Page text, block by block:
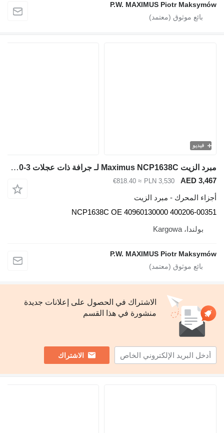
P.W. MAXIMUS Piotr
مبرد الزيت Maximus NCP1638C لـ جرافة ذات عجلات Doosan DL420-3
AED
PLN 3,530
≈ €818.40
المحرك - مبرد الزيت
NCP1638C OE 40960130000 400206-
P.W. MAXIMUS Piotr
الاشتراك في الحصول على إعلانات جديدة
منشورة في هذا القسم
الاشتراك